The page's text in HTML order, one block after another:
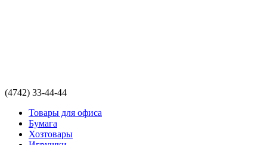
(4742) 33-44-44
Товары для офиса
Бумага
Хозтовары